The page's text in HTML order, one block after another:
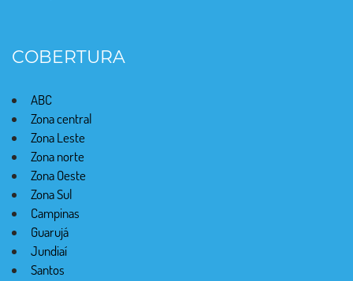
COBERTURA
ABC
Zona central
Zona Leste
Zona norte
Zona Oeste
Zona Sul
Campinas
Guarujá
Jundiaí
Santos